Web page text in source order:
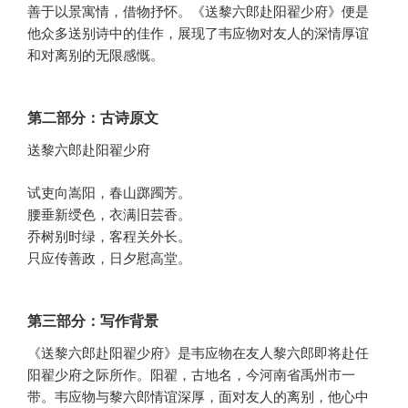
善于以景寓情，借物抒怀。《送黎六郎赴阳翟少府》便是
他众多送别诗中的佳作，展现了韦应物对友人的深情厚谊
和对离别的无限感慨。
第二部分：古诗原文
送黎六郎赴阳翟少府
试吏向嵩阳，春山踯躅芳。
腰垂新绶色，衣满旧芸香。
乔树别时绿，客程关外长。
只应传善政，日夕慰高堂。
第三部分：写作背景
《送黎六郎赴阳翟少府》是韦应物在友人黎六郎即将赴任
阳翟少府之际所作。阳翟，古地名，今河南省禹州市一
带。韦应物与黎六郎情谊深厚，面对友人的离别，他心中